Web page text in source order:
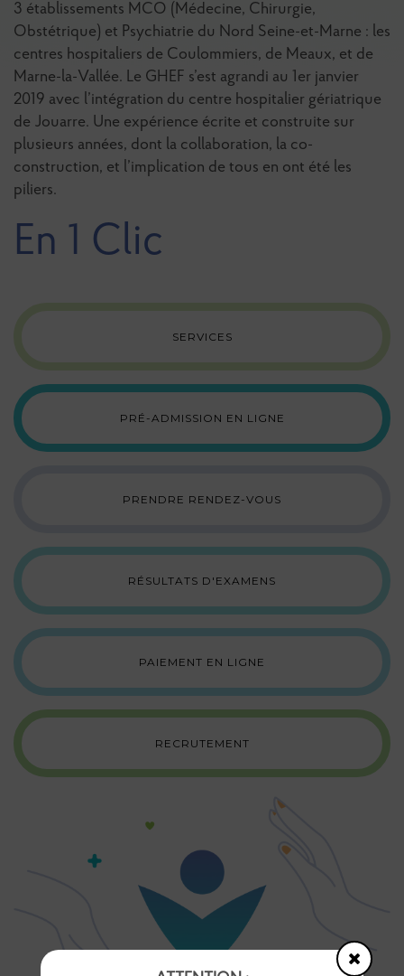
3 établissements MCO (Médecine, Chirurgie,
Obstétrique) et Psychiatrie du Nord Seine-et-Marne : les
centres hospitaliers de Coulommiers, de Meaux, et de
Marne-la-Vallée. Le GHEF s’est agrandi au 1er janvier
2019 avec l’intégration du centre hospitalier gériatrique
de Jouarre. Une expérience écrite et construite sur
plusieurs années, dont la collaboration, la co-
construction, et l’implication de tous en ont été les
piliers.
En 1 Clic
SERVICES
PRÉ-ADMISSION EN LIGNE
PRENDRE RENDEZ-VOUS
RÉSULTATS D'EXAMENS
PAIEMENT EN LIGNE
RECRUTEMENT